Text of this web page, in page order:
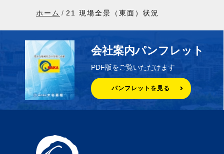
ホーム 21 現場全景（東面）状況
会社案内パンフレット
PDF版をご覧いただけます
パンフレットを見る